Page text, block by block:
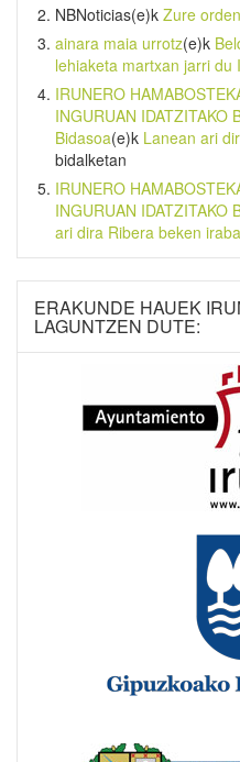
NBNoticias(e)k Zure
ainara maia urrotz(e)k
lehiaketa martxan jarri du
IRUNERO
INGURUAN IDATZITAKO
Bidasoa(e)k Lanean ari
bidalketan
IRUNERO
INGURUAN IDATZITAKO
ari dira Ribera beken
ERAKUNDE HAUEK
LAGUNTZEN DUTE: